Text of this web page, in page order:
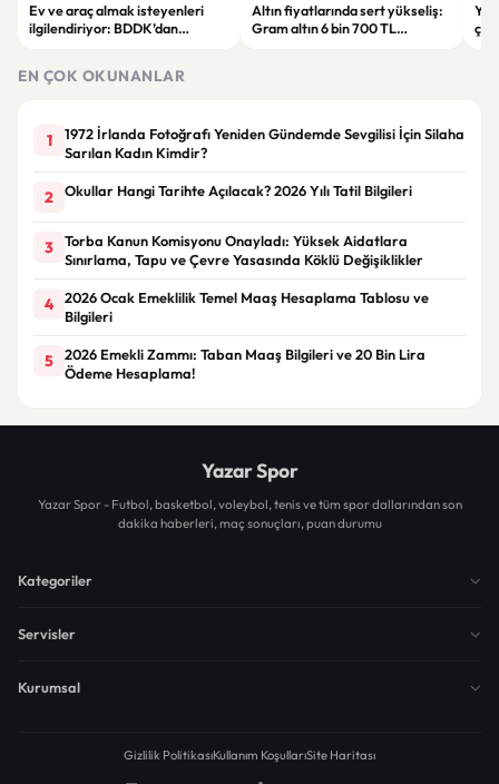
Ev ve araç almak isteyenleri
ilgilendiriyor: BDDK’dan
Altın fiyatlarında sert yükseliş:
Gram altın 6 bin 700 TL
EN ÇOK OKUNANLAR
1
1972 İrlanda Fotoğrafı Yeniden Gündemde Sevgilisi İçin Silaha
Sarılan Kadın Kimdir?
2 Okullar Hangi Tarihte Açılacak? 2026 Yılı Tatil Bilgileri
3
Torba Kanun Komisyonu Onayladı: Yüksek Aidatlara
Sınırlama, Tapu ve Çevre Yasasında Köklü Değişiklikler
4
2026 Ocak Emeklilik Temel Maaş Hesaplama Tablosu ve
Bilgileri
5
2026 Emekli Zammı: Taban Maaş Bilgileri ve 20 Bin Lira
Ödeme Hesaplama!
Yazar Spor
Yazar Spor - Futbol, basketbol, voleybol, tenis ve tüm spor dallarından son
dakika haberleri, maç sonuçları, puan durumu
Kategoriler
Servisler
Kurumsal
Gizlilik PolitikasıKullanım KoşullarıSite Haritası